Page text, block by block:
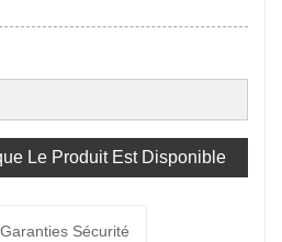
Le Produit Est Disponible
Garanties Sécurité